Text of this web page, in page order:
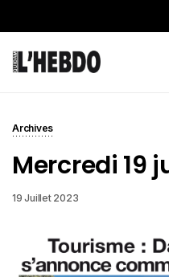
Archives
Mercredi 19
19 Juillet 2023